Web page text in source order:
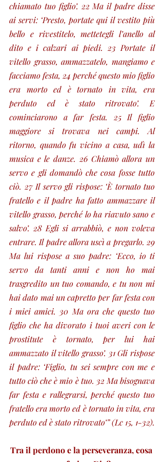
chiamato tuo figlio’. 22 Ma il padre disse
ai servi: ‘Presto, portate qui il vestito più
bello e rivestitelo, mettetegli l’anello al
dito e i calzari ai piedi. 23 Portate il
vitello grasso, ammazzatelo, mangiamo e
facciamo festa, 24 perché questo mio figlio
era morto ed è tornato in vita, era
perduto ed è stato ritrovato’. E
cominciarono a far festa. 25 Il figlio
maggiore si trovava nei campi. Al
ritorno, quando fu vicino a casa, udì la
musica e le danze. 26 Chiamò allora un
servo e gli domandò che cosa fosse tutto
ciò. 27 Il servo gli rispose: ‘È tornato tuo
fratello e il padre ha fatto ammazzare il
vitello grasso, perché lo ha riavuto sano e
salvo’. 28 Egli si arrabbiò, e non voleva
entrare. Il padre allora uscì a pregarlo. 29
Ma lui rispose a suo padre: ‘Ecco, io ti
servo da tanti anni e non ho mai
trasgredito un tuo comando, e tu non mi
hai dato mai un capretto per far festa con
i miei amici. 30 Ma ora che questo tuo
figlio che ha divorato i tuoi averi con le
prostitute è tornato, per lui hai
ammazzato il vitello grasso’. 31 Gli rispose
il padre: ‘Figlio, tu sei sempre con me e
tutto ciò che è mio è tuo. 32 Ma bisognava
far festa e rallegrarsi, perché questo tuo
fratello era morto ed è tornato in vita, era
perduto ed è stato ritrovato’” (Lc 15, 1-32).
Tra il perdono e la perseveranza, cosa